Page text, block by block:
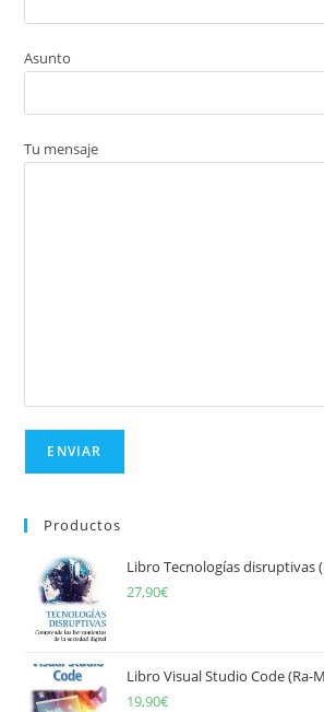
Asunto
Tu mensaje
Productos
Libro Tecnologías disruptivas
27,90€
Libro Visual Studio Code (Ra-
19,90€